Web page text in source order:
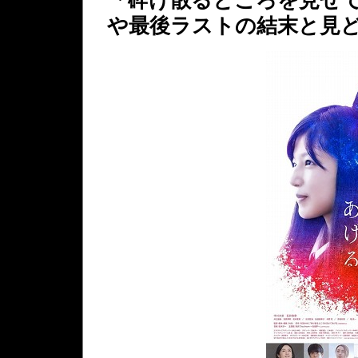
や最後ラストの結末と見